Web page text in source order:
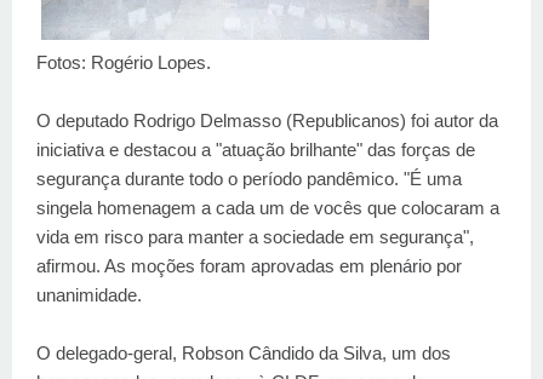
Fotos: Rogério Lopes.
O deputado Rodrigo Delmasso (Republicanos) foi autor da
iniciativa e destacou a "atuação brilhante" das forças de
segurança durante todo o período pandêmico. "É uma
singela homenagem a cada um de vocês que colocaram a
vida em risco para manter a sociedade em segurança",
afirmou. As moções foram aprovadas em plenário por
unanimidade.
O delegado-geral, Robson Cândido da Silva, um dos